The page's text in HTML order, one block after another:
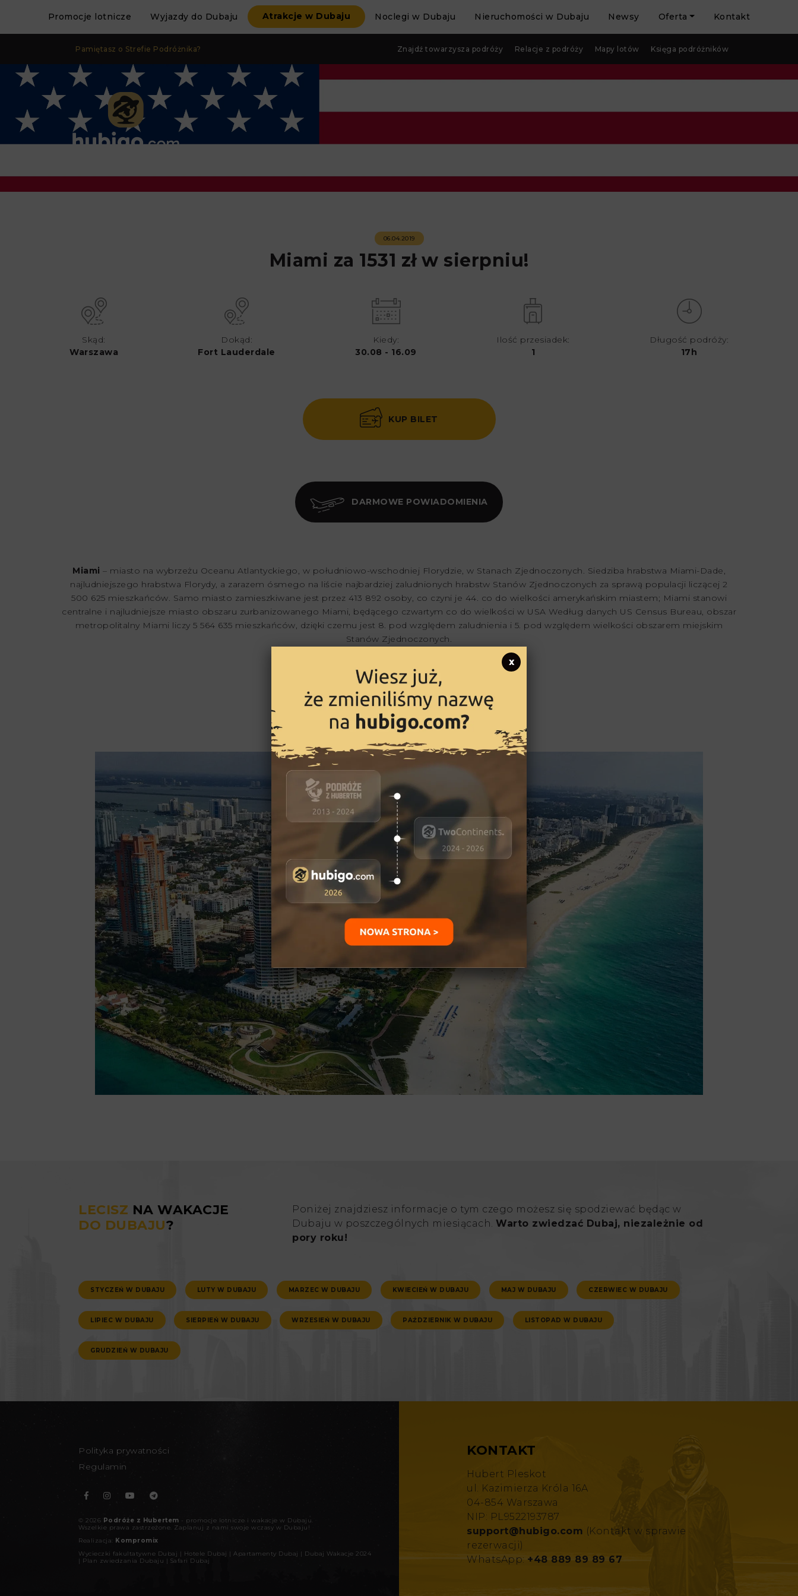
Promocje lotnicze Wyjazdy do Dubaju Atrakcje w Dubaju Noclegi w Dubaju Nieruchomości w Dubaju Newsy Oferta Kontakt
Pamiętasz o Strefie Podróżnika? Znajdź towarzysza podróży Relacje z podróży Mapy lotów Księga podróżników
06.04.2019
Miami za 1531 zł w sierpniu!
Skąd:
Warszawa
Dokąd:
Fort Lauderdale
Kiedy:
30.08 - 16.09
Ilość przesiadek:
1
Długość podróży:
17h
KUP BILET
DARMOWE POWIADOMIENIA
Miami – miasto na wybrzeżu Oceanu Atlantyckiego, w południowo-wschodniej Florydzie, w Stanach Zjednoczonych. Siedziba hrabstwa Miami-Dade,
najludniejszego hrabstwa Florydy, a zarazem ósmego na liście najbardziej zaludnionych hrabstw Stanów Zjednoczonych za sprawą populacji liczącej 2
500 625 mieszkańców. Samo miasto zamieszkiwane jest przez 413 892 osoby, co czyni je 44. co do wielkości amerykańskim miastem; Miami stanowi
centralne i najludniejsze miasto obszaru zurbanizowanego Miami, będącego czwartym co do wielkości w USA Według danych US Census Bureau, obszar
metropolitalny Miami liczy 5 564 635 mieszkańców, dzięki czemu jest 8. pod względem zaludnienia i 5. pod względem wielkości obszarem miejskim
Stanów Zjednoczonych.
North Beach
LIV Nightclub
South Beach
Miami Design District
Venetian Pool
LECISZ NA WAKACJE
DO DUBAJU?
Poniżej znajdziesz informacje o tym czego możesz się spodziewać będąc w
Dubaju w poszczególnych miesiącach. Warto zwiedzać Dubaj, niezależnie od
pory roku!
STYCZEŃ W DUBAJU LUTY W DUBAJU MARZEC W DUBAJU KWIECIEŃ W DUBAJU MAJ W DUBAJU CZERWIEC W DUBAJU
LIPIEC W DUBAJU SIERPIEŃ W DUBAJU WRZESIEŃ W DUBAJU PAŹDZIERNIK W DUBAJU LISTOPAD W DUBAJU
GRUDZIEŃ W DUBAJU
Polityka prywatności
Regulamin
© 2026 Podróże z Hubertem - promocje lotnicze i wakacje w Dubaju
Wszelkie prawa zastrzeżone. Zaplanuj z nami swoje wczasy w Dubaju!
Realizacja: Kompromix
Wycieczki fakultatywne Dubaj | Hotele Dubaj | Apartamenty Dubaj | Dubaj Wakacje 2024
| Plan zwiedzania Dubaju | Safari Dubaj
KONTAKT
Hubert Pleskot
ul. Kazimierza Króla 16A
04-854 Warszawa
NIP: PL9522193787
support@hubigo.com (Kontakt w sprawie
rezerwacji)
WhatsApp: +48 889 89 89 67
x